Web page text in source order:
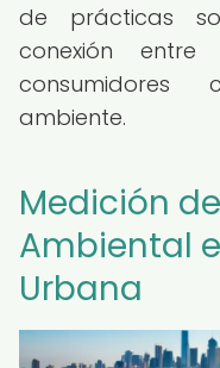
de prácticas
conexión
consumidores
ambiente.
Medición
Ambiental
Urbana